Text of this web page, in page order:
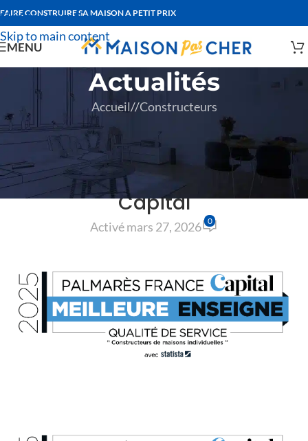
Skip to navigation
Skip to main content
FAIRE CONSTRUIRE SA MAISON A PETIT PRIX
MENU
Actualités
Accueil/ Constructeurs
Babeau-Seguin nommé «
Meilleure enseigne » 2025 selon
Capital
Activé mars 27, 2026 0